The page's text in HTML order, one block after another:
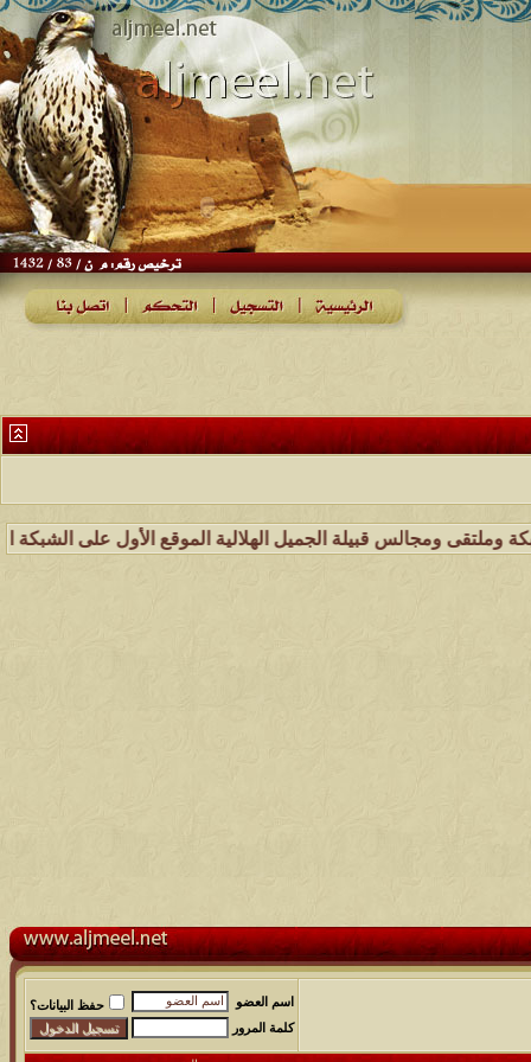
قبيلة الجميل الهلالية الموقع الأول على الشبكة العنكبوتية
اسم العضو
حفظ البيانات؟
كلمة المرور